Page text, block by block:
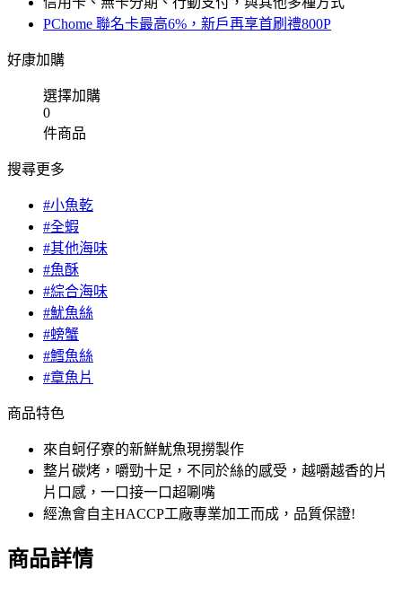
PChome 聯名卡最高6%，新戶再享首刷禮800P
好康加購
選擇加購
0
件商品
搜尋更多
#小魚乾
#全蝦
#其他海味
#魚酥
#綜合海味
#魷魚絲
#螃蟹
#鱈魚絲
#章魚片
商品特色
來自蚵仔寮的新鮮魷魚現撈製作
整片碳烤，嚼勁十足，不同於絲的感受，越嚼越香的片
片口感，一口接一口超唰嘴
經漁會自主HACCP工廠專業加工而成，品質保證!
商品詳情